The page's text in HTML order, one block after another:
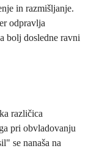
in razmišljanje.
odpravlja
bolj dosledne ravni
različica
pri obvladovanju
se nanaša na